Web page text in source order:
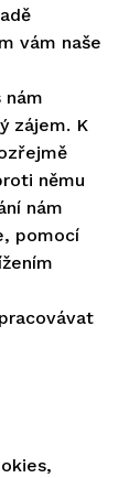
vám naše
nám
zájem. K
němu
nám
pomocí